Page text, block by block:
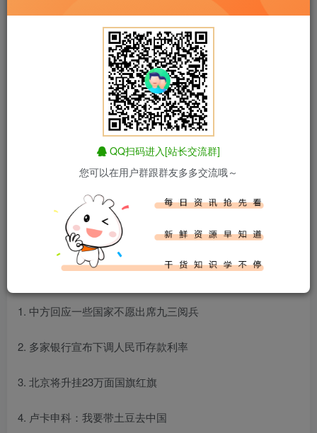
正文开始阅读，请点击右上角“关注”按钮，关注作者
------正文内容展示，开始汲取新知识------
百度热搜新闻
新闻来源：百度热搜榜
1. 中方回应一些国家不愿出席九三阅兵
2. 多家银行宣布下调人民币存款利率
3. 北京将升挂23万面国旗红旗
4. 卢卡申科：我要带土豆去中国
QQ扫码进入[站长交流群]
您可以在用户群跟群友多多交流哦～